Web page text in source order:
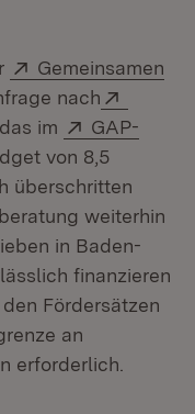
Extern:
Gemeinsamen
Fenster)
nach
Fenster)
im Extern:
GAP-
von 8,5
überschritten
weiterhin
in Baden-
finanzieren
Fördersätzen
an
erforderlich.